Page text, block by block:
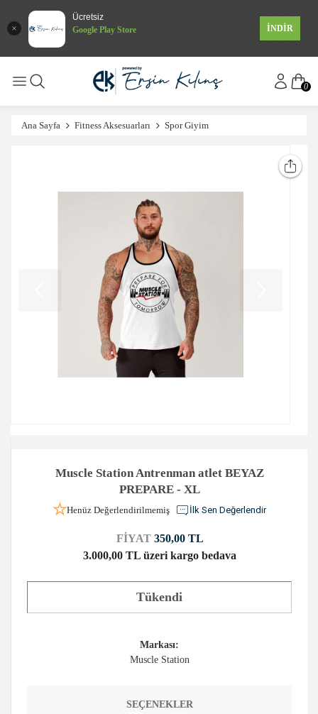
Ücretsiz
Google Play Store
İNDİR
0
Ana Sayfa Fitness Aksesuarları Spor Giyim
Muscle Station Antrenman atlet BEYAZ
PREPARE - XL
Henüz Değerlendirilmemiş İlk Sen Değerlendir
FİYAT 350,00 TL
3.000,00 TL üzeri kargo bedava
Tükendi
Markası:
Muscle Station
SEÇENEKLER